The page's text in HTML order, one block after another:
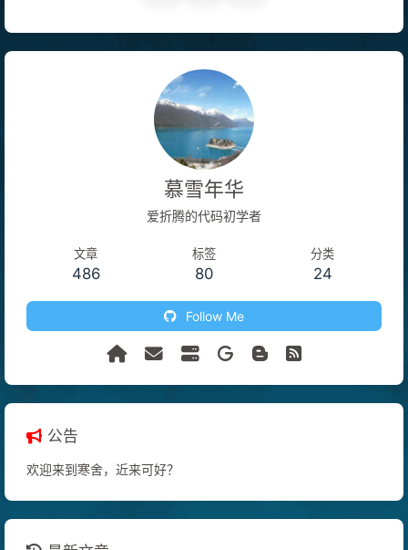
慕雪年华
爱折腾的代码初学者
文章
486
标签
80
分类
24
Follow Me
公告
欢迎来到寒舍，近来可好？